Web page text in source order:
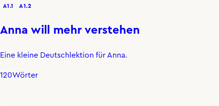
A1.1 A1.2
Anna will mehr verstehen
Eine kleine Deutschlektion für Anna.
120Wörter